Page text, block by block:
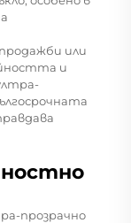
или
и
прозрачно